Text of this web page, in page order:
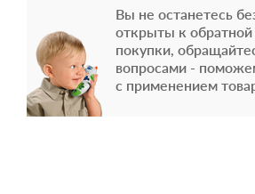
Вы не останетесь
открыты к обратной
покупки,
вопросами -
с применением